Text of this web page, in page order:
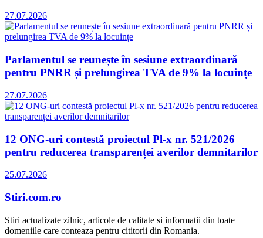
27.07.2026
Parlamentul se reunește în sesiune extraordinară
pentru PNRR și prelungirea TVA de 9% la locuințe
27.07.2026
12 ONG-uri contestă proiectul Pl-x nr. 521/2026
pentru reducerea transparenței averilor demnitarilor
25.07.2026
Stiri.com.ro
Stiri actualizate zilnic, articole de calitate si informatii din toate
domeniile care conteaza pentru cititorii din Romania.